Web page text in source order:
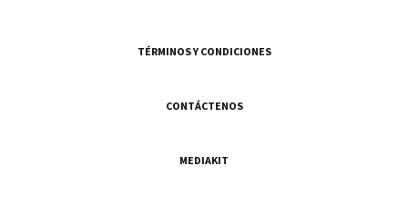
TÉRMINOS Y CONDICIONES
CONTÁCTENOS
MEDIAKIT